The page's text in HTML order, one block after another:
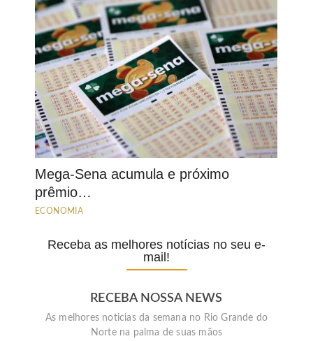
Mega-Sena acumula e próximo
prêmio…
ECONOMIA
Receba as melhores notícias no seu e-
mail!
RECEBA NOSSA NEWS
As melhores noticias da semana no Rio Grande do
Norte na palma de suas mãos